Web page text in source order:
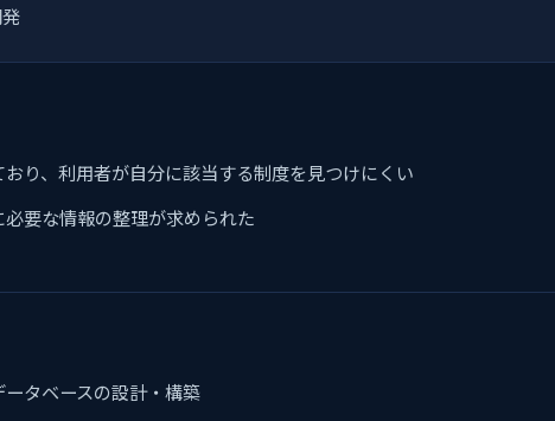
り、利用者が自分に該当する制度を見つけにくい
要な情報の整理が求められた
タベースの設計・構築